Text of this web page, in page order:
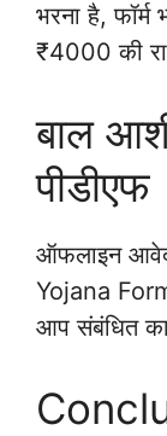
भरना है,
₹4000 की
बाल
पीडीएफ
ऑफलाइन
Yojana
आप संबंधित